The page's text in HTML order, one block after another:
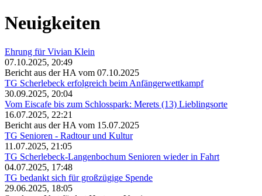
Neuigkeiten
Ehrung für Vivian Klein
07.10.2025, 20:49
Bericht aus der HA vom 07.10.2025
TG Scherlebeck erfolgreich beim Anfängerwettkampf
30.09.2025, 20:04
Vom Eiscafe bis zum Schlosspark: Merets (13) Lieblingsorte
16.07.2025, 22:21
Bericht aus der HA vom 15.07.2025
TG Senioren - Radtour und Kultur
11.07.2025, 21:05
TG Scherlebeck-Langenbochum Senioren wieder in Fahrt
04.07.2025, 17:48
TG bedankt sich für großzügige Spende
29.06.2025, 18:05